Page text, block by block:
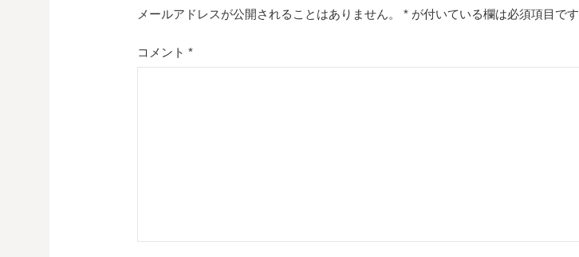
ゲ
ー
メールアドレスが公開されることはありません。 * が付いている欄は必須項目です
コメント *